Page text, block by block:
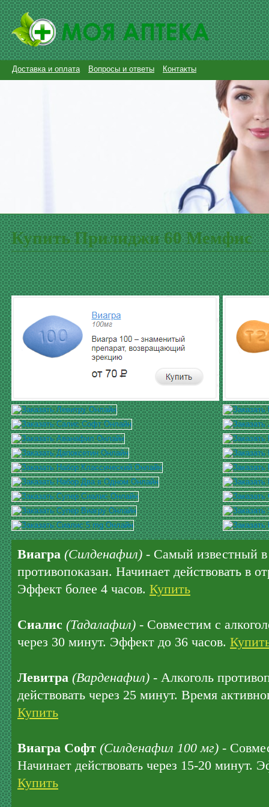
Доставка и оплата Вопросы и ответы Контакты
Купить Прилиджи 60 Мемфис
Виагра (Силденафил) - Самый известный в
противопоказан. Начинает действовать в
Эффект более 4 часов. Купить
Сиалис (Тадалафил) - Совместим с
через 30 минут. Эффект до 36 часов.
Левитра (Варденафил) - Алкоголь
действовать через 25 минут. Время
Купить
Виагра Софт (Силденафил 100 мг) -
Начинает действовать через 15-20 минут.
Купить